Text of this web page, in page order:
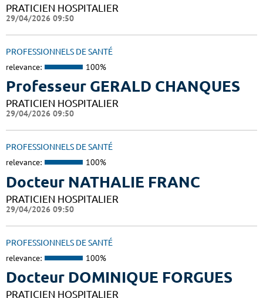
PRATICIEN HOSPITALIER
29/04/2026 09:50
PROFESSIONNELS DE SANTÉ
relevance: 100%
Professeur GERALD CHANQUES
PRATICIEN HOSPITALIER
29/04/2026 09:50
PROFESSIONNELS DE SANTÉ
relevance: 100%
Docteur NATHALIE FRANC
PRATICIEN HOSPITALIER
29/04/2026 09:50
PROFESSIONNELS DE SANTÉ
relevance: 100%
Docteur DOMINIQUE FORGUES
PRATICIEN HOSPITALIER